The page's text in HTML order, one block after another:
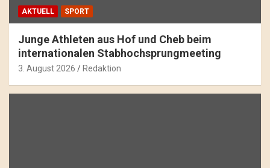
AKTUELL SPORT
Junge Athleten aus Hof und Cheb beim
internationalen Stabhochsprungmeeting
3. August 2026 Redaktion